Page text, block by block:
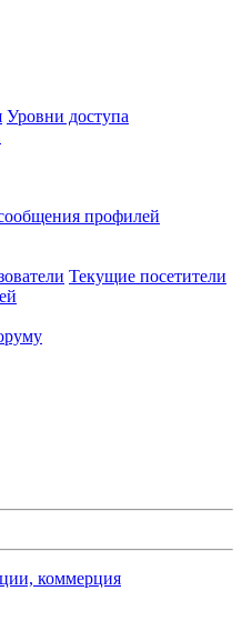
Уровни доступа
профилей
Текущие посетители
коммерция